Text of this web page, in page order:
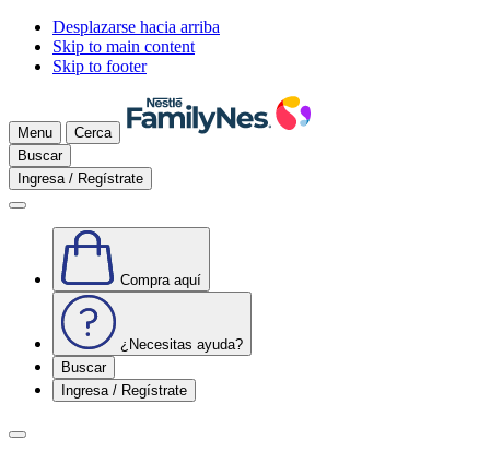
Desplazarse hacia arriba
Skip to main content
Skip to footer
Menu
Cerca
Buscar
Ingresa / Regístrate
Compra aquí
¿Necesitas ayuda?
Buscar
Ingresa / Regístrate